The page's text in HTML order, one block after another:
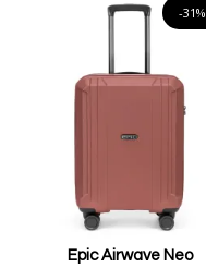
-31%
Epic Airwave Neo